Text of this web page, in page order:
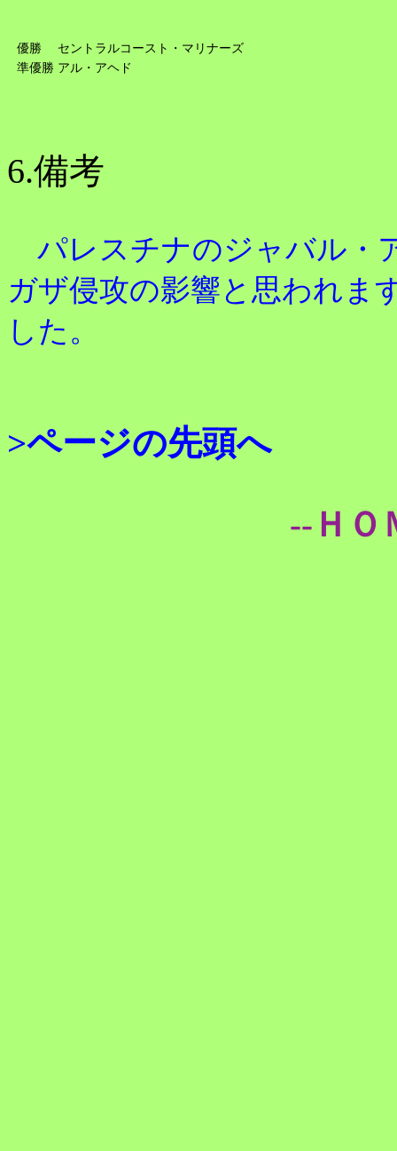
優勝
セントラルコースト・マリナーズ
準優勝 アル・アヘド
6.備考
パレスチナのジャバル・
ガザ侵攻の影響と思われま
した。
>ページの先頭へ
--ＨＯ